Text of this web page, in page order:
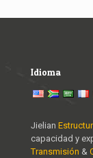
Idioma
Jielian
capacidad y
Transmisión &